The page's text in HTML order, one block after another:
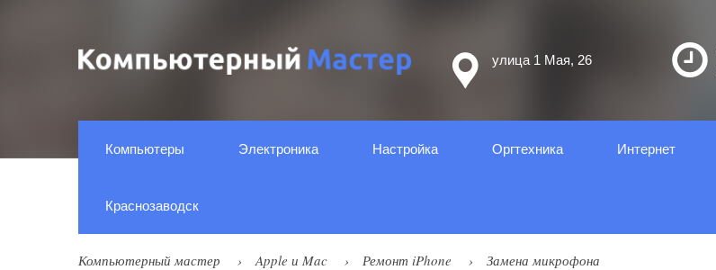
улица 1 Мая, 26
Компьютеры Электроника Настройка Оргтеxника Интернет
Краснозаводск
Компьютерный мастер Apple и Mac Ремонт iPhone Замена микрофона